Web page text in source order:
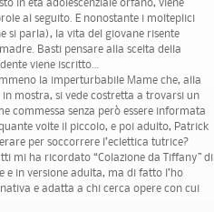
al seguito. E nonostante i molteplici
si parla), la vita del giovane risente
Basti pensare alla scelta della
viene iscritto…
la imperturbabile Mame che, alla
mostra, si vede costretta a trovarsi un
commessa senza però essere informata
volte il piccolo, e poi adulto, Patrick
per soccorrere l’eclettica tutrice?
mi ha ricordato “Colazione da Tiffany” di
in versione adulta, ma di fatto l’ho
e adatta a chi cerca opere con cui